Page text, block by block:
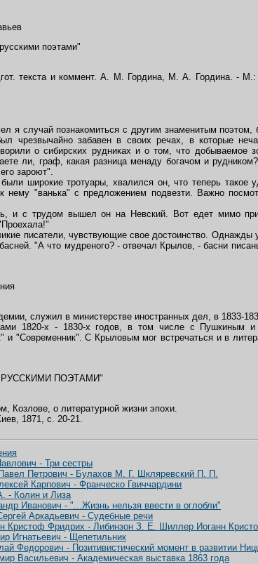
поэтами"
текста и коммент. А. М. Гордина, М. А. Гордина. -
случай познакомиться с другим знаменитым поэтом,
чрезвычайно забавен в своих речах, в которые
о сибирских рудниках и о том, что добываемое
ли, граф, какая разница менаду богачом и
зароют".
широкие тротуары, хвалился он, что теперь такое
"ванька" с предложением подвезти. Важно
и с трудом вышел он на Невский. Вот едет мимо
писатели, чувствующие свое достоинство. Однажды
"А что мудреного? - отвечал Крылов, - басни
служил в министерстве иностранных дел, в 1833-
1820-х - 1830-х годов, в том числе с Пушкиным и
и "Современник". С Крыловым мог встречаться и в
ПОЭТАМИ"
Козлове, о литературной жизни эпохи.
1871, с. 20-21.
- Три сестры
Петрович - Булахов М. Г. Шкляревский П. П.
Карпович - Франческо Гвиччардини
- Колин и Лиза
Иванович - "...Жизнь нельзя ввести в оглобли"
Аркадьевич - Судебные речи
Кристоф Фридрих - Либинзон З. Е. Шиллер Иоганн
Игнатьевич - Щепетильник
Федорович - Позитивистический момент в развитии
Васильевич - Академическая выставка 1863 года